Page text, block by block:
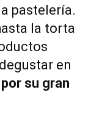
pastelería.
la torta
en
su gran